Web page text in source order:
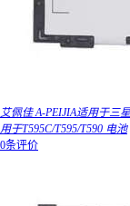
艾佩佳 A-PEIJIA适用于三
用于T595C/T595/T590 电池
0条评价